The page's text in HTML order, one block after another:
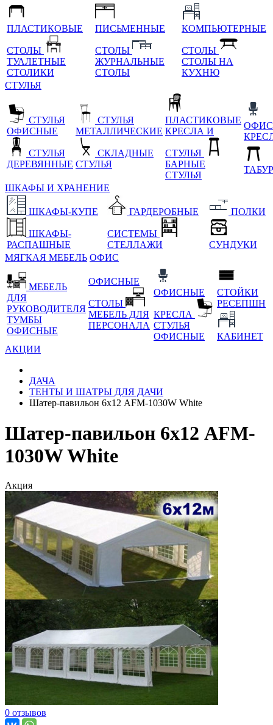
ПЛАСТИКОВЫЕ
СТОЛЫ
ТУАЛЕТНЫЕ
СТОЛИКИ
ПИСЬМЕННЫЕ
СТОЛЫ
ЖУРНАЛЬНЫЕ
СТОЛЫ
КОМПЬЮТЕРНЫЕ
СТОЛЫ
СТОЛЫ НА
КУХНЮ
СТУЛЬЯ
СТУЛЬЯ
ОФИСНЫЕ
СТУЛЬЯ
ДЕРЕВЯННЫЕ
СТУЛЬЯ
МЕТАЛЛИЧЕСКИЕ
СКЛАДНЫЕ
СТУЛЬЯ
ПЛАСТИКОВЫЕ
КРЕСЛА И
СТУЛЬЯ
БАРНЫЕ
СТУЛЬЯ
ШКАФЫ И ХРАНЕНИЕ
ШКАФЫ-КУПЕ
ШКАФЫ-
РАСПАШНЫЕ
ГАРДЕРОБНЫЕ
СИСТЕМЫ
СТЕЛЛАЖИ
ПОЛКИ
СУНДУКИ
МЯГКАЯ МЕБЕЛЬ ОФИС
МЕБЕЛЬ
ДЛЯ
РУКОВОДИТЕЛЯ
ТУМБЫ
ОФИСНЫЕ
ОФИСНЫЕ
СТОЛЫ
МЕБЕЛЬ ДЛЯ
ПЕРСОНАЛА
ОФИСНЫЕ
КРЕСЛА
СТУЛЬЯ
ОФИСНЫЕ
СТОЙКИ
РЕСЕПШН
КАБИНЕТ
АКЦИИ
ДАЧА
ТЕНТЫ И ШАТРЫ ДЛЯ ДАЧИ
Шатер-павильон 6х12 AFM-1030W White
Шатер-павильон 6х12 AFM-
1030W White
Акция
0 отзывов